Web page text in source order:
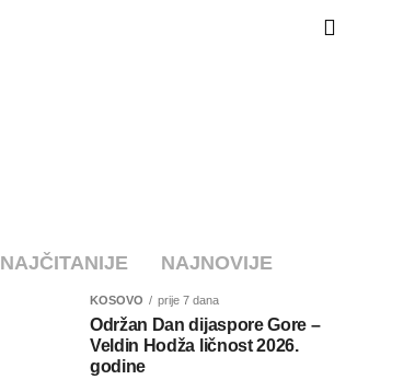
NAJČITANIJE NAJNOVIJE
KOSOVO prije 7 dana
Održan Dan dijaspore Gore –
Veldin Hodža ličnost 2026.
godine